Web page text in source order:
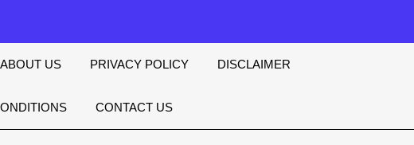
ABOUT US PRIVACY POLICY DISCLAIMER
CONTACT US